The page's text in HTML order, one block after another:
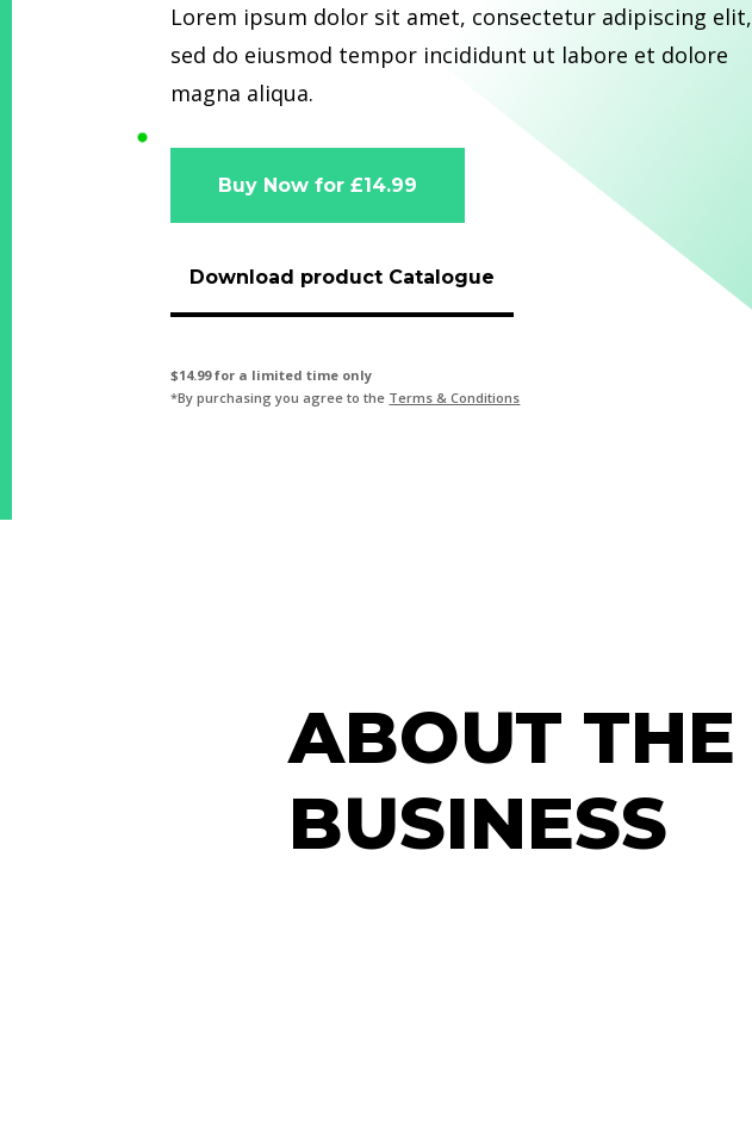
Lorem ipsum dolor sit amet, consectetur adipiscing elit,
sed do eiusmod tempor incididunt ut labore et dolore
magna aliqua.
Buy Now for £14.99
Download product Catalogue
$14.99 for a limited time only
*By purchasing you agree to the Terms & Conditions
ABOUT THE
BUSINESS